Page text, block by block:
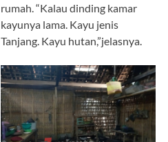
rumah. “Kalau dinding kamar
kayunya lama. Kayu jenis
Tanjang. Kayu hutan,”jelasnya.